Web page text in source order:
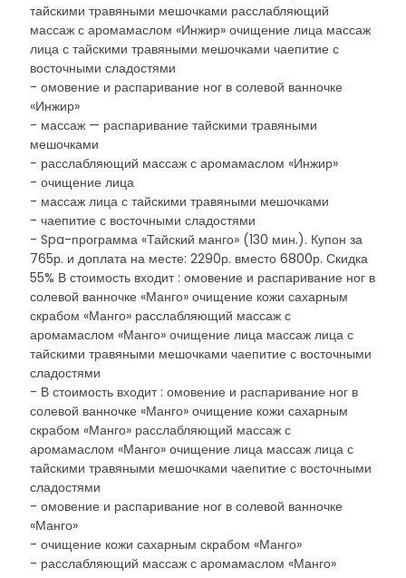
тайскими травяными мешочками расслабляющий
массаж с аромамаслом «Инжир» очищение лица массаж
лица с тайскими травяными мешочками чаепитие с
восточными сладостями
- омовение и распаривание ног в солевой ванночке
«Инжир»
- массаж — распаривание тайскими травяными
мешочками
- расслабляющий массаж с аромамаслом «Инжир»
- очищение лица
- массаж лица с тайскими травяными мешочками
- чаепитие с восточными сладостями
- Spa-программа «Тайский манго» (130 мин.). Купон за
765р. и доплата на месте: 2290р. вместо 6800р. Скидка
55% В стоимость входит : омовение и распаривание ног в
солевой ванночке «Манго» очищение кожи сахарным
скрабом «Манго» расслабляющий массаж с
аромамаслом «Манго» очищение лица массаж лица с
тайскими травяными мешочками чаепитие с восточными
сладостями
- В стоимость входит : омовение и распаривание ног в
солевой ванночке «Манго» очищение кожи сахарным
скрабом «Манго» расслабляющий массаж с
аромамаслом «Манго» очищение лица массаж лица с
тайскими травяными мешочками чаепитие с восточными
сладостями
- омовение и распаривание ног в солевой ванночке
«Манго»
- очищение кожи сахарным скрабом «Манго»
- расслабляющий массаж с аромамаслом «Манго»